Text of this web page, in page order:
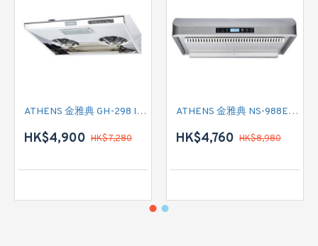
ATHENS 金雅典 GH-298 IEC 標準抽油煙機
HK$4,900 HK$7,280
ATHENS 金雅典 NS-988EH 標準抽油煙機
HK$4,760 HK$8,980